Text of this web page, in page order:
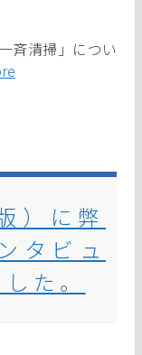
斉清掃」につい
）に弊
タビュ
た。